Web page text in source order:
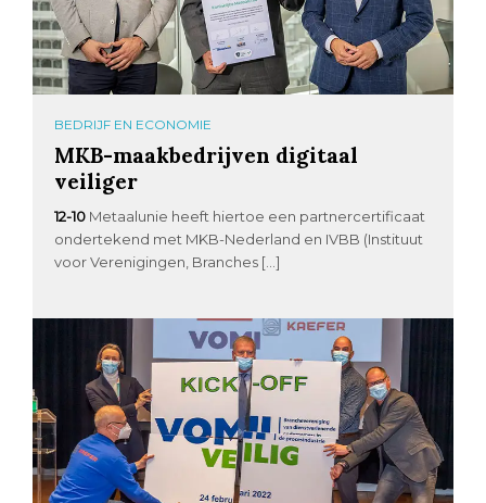
BEDRIJF EN ECONOMIE
MKB-maakbedrijven digitaal
veiliger
12-10 Metaalunie heeft hiertoe een partnercertificaat
ondertekend met MKB-Nederland en IVBB (Instituut
voor Verenigingen, Branches […]